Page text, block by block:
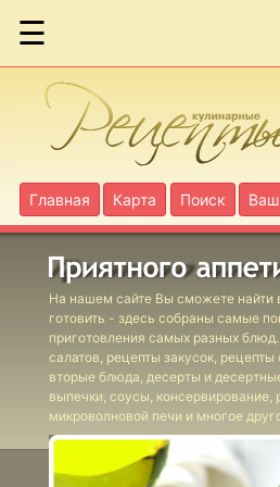
☰
Главная Карта Поиск Ваш
На нашем сайте Вы сможете найти
готовить - здесь собраны самые
приготовления самых разных
салатов, рецепты закусок,
вторые блюда, десерты и
выпечки, соусы, консервирование,
микроволновой печи и многое
Бараньи
фрикадельки
по-гречески
Бараньи
голяшки в вине
Бириани с
ягнятиной
Бургеры с
фасолевым
соусом
Фаршированные